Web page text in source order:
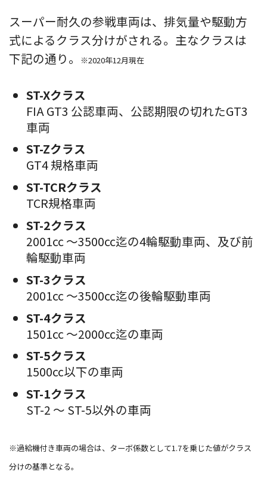
スーパー耐久の参戦車両は、排気量や駆動方
式によるクラス分けがされる。主なクラスは
下記の通り。
※2020年12月現在
ST-Xクラス
FIA GT3 公認車両、公認期限の切れたGT3
車両
ST-Zクラス
GT4 規格車両
ST-TCRクラス
TCR規格車両
ST-2クラス
2001cc 〜3500cc迄の4輪駆動車両、及び前
輪駆動車両
ST-3クラス
2001cc 〜3500cc迄の後輪駆動車両
ST-4クラス
1501cc 〜2000cc迄の車両
ST-5クラス
1500cc以下の車両
ST-1クラス
ST-2 〜 ST-5以外の車両
※過給機付き車両の場合は、ターボ係数として1.7を乗じた値がクラス
分けの基準となる。